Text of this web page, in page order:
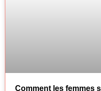
Comment les femmes